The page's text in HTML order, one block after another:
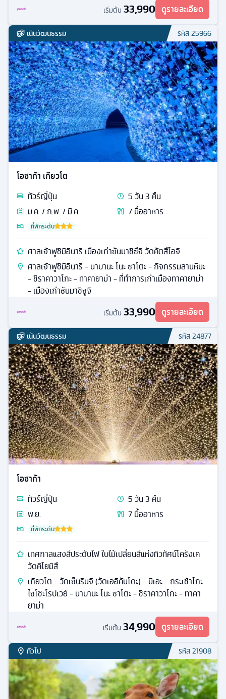
เริ่มต้น 33,990 ดูรายละเอียด
เน้นวัฒนธรรม รหัส25966
โอซาก้า เกียวโต
ทัวร์ญี่ปุ่น 5วัน3 คืน
ม.ค. / ก.พ. / มี.ค.
7มื้ออาหาร
ที่พักระดับ
ศาลเจ้าฟูชิมิอินาริ เมืองเก่าซันมาชิซึจิ วัดคัตสึโอจิ
ศาลเจ้าฟูชิมิอินาริ - นาบานะ โนะ ซาโตะ - กิจกรรมลานหิมะ
- ชิราคาวาโกะ - ทาคายาม่า - ที่ทำการเก่าเมืองทาคายาม่า
- เมืองเก่าซันมาชิซูจิ
เริ่มต้น 33,990 ดูรายละเอียด
เน้นวัฒนธรรม รหัส24877
โอซาก้า
ทัวร์ญี่ปุ่น 5วัน3 คืน
พ.ย.
7มื้ออาหาร
ที่พักระดับ
เทศกาลแสงสีประดับไฟ ใบไม้เปลี่ยนสีแห่งทิวทัศน์โครังเค
วัดคิโยมิสึ
เกียวโต - วัดเซ็นรินจิ (วัดเออิคันโดะ) - มิเอะ - กระเช้าโกะ
ไซโชะโรปเวย์ - นาบานะ โนะ ซาโตะ - ชิราคาวาโกะ - ทาคา
ยาม่า
เริ่มต้น 34,990 ดูรายละเอียด
ทั่วไป รหัส21908